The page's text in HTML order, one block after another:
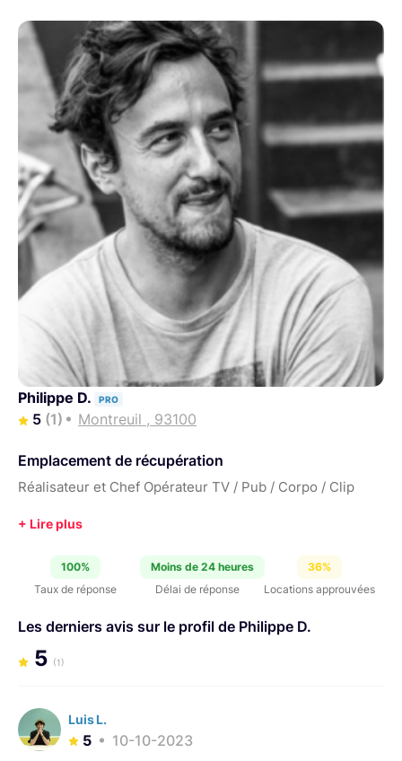
Philippe D. PRO
5 (1) Montreuil , 93100
Emplacement de récupération
Réalisateur et Chef Opérateur TV / Pub / Corpo / Clip
100%
Taux de réponse
Moins de 24 heures
Délai de réponse
36%
Locations approuvées
Les derniers avis sur le profil de Philippe D.
5 (1)
Luis L.
5
10-10-2023